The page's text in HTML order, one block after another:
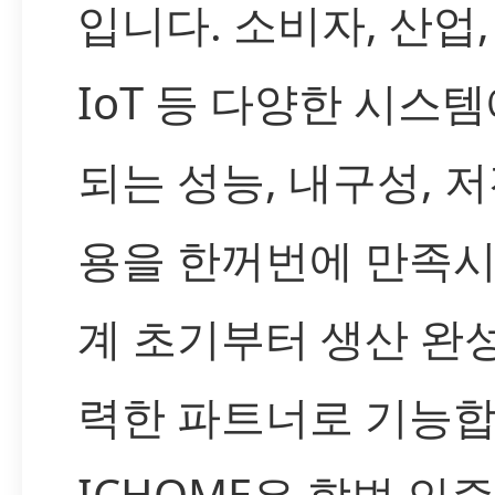
입니다. 소비자, 산업
IoT 등 다양한 시스
되는 성능, 내구성,
용을 한꺼번에 만족
계 초기부터 생산 완
력한 파트너로 기능